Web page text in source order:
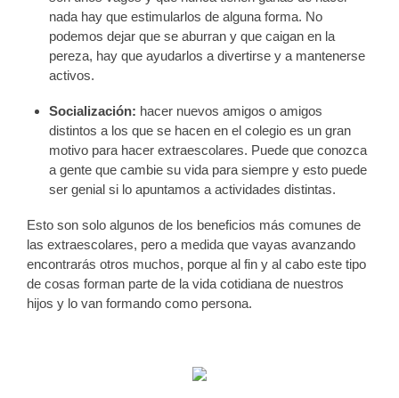
nada hay que estimularlos de alguna forma. No
podemos dejar que se aburran y que caigan en la
pereza, hay que ayudarlos a divertirse y a mantenerse
activos.
Socialización: hacer nuevos amigos o amigos
distintos a los que se hacen en el colegio es un gran
motivo para hacer extraescolares. Puede que conozca
a gente que cambie su vida para siempre y esto puede
ser genial si lo apuntamos a actividades distintas.
Esto son solo algunos de los beneficios más comunes de
las extraescolares, pero a medida que vayas avanzando
encontrarás otros muchos, porque al fin y al cabo este tipo
de cosas forman parte de la vida cotidiana de nuestros
hijos y lo van formando como persona.